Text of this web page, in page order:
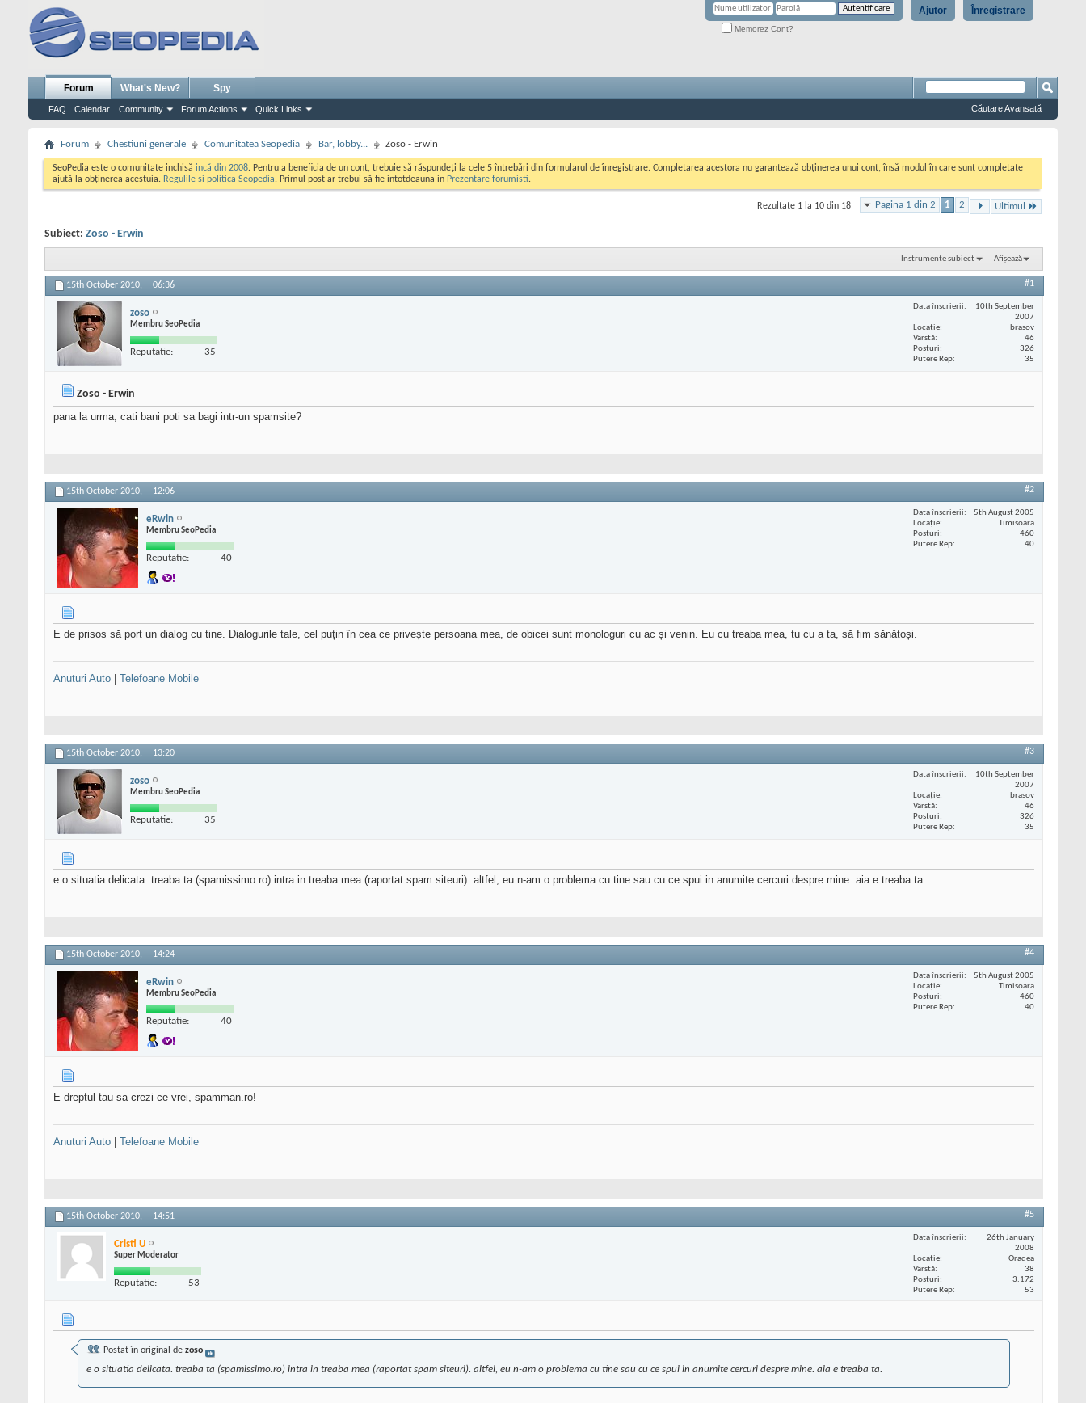
Înregistrare
Ajutor
Memorez Cont?
Forum
FAQ Calendar Community Forum Actions Quick Links
What's New? Spy
Căutare Avansată
Forum Chestiuni generale Comunitatea Seopedia Bar, lobby... Zoso - Erwin
SeoPedia este o comunitate inchisă incă din 2008. Pentru a beneficia de un cont, trebuie să răspundeți la cele 5 întrebări din formularul de înregistrare. Completarea acestora nu garantează obținerea unui cont, însă modul în care sunt completate
ajută la obținerea acestuia. Regulile si politica Seopedia. Primul post ar trebui să fie intotdeauna in Prezentare forumisti.
Pagina 1 din 2 1 2 Ultimul
Rezultate 1 la 10 din 18
Subiect: Zoso - Erwin
Instrumente subiect Afișează
15th October 2010, 06:36 #1
zoso
Membru SeoPedia
Reputatie: 35
Data înscrierii
10th September
2007
Locaţie
brasov
Vârstă
46
Posturi
326
Putere Rep
35
Zoso - Erwin
pana la urma, cati bani poti sa bagi intr-un spamsite?
15th October 2010, 12:06 #2
eRwin
Membru SeoPedia
Reputatie: 40
Data înscrierii
5th August 2005
Locaţie
Timisoara
Posturi
460
Putere Rep
40
E de prisos să port un dialog cu tine. Dialogurile tale, cel puțin în cea ce privește persoana mea, de obicei sunt monologuri cu ac și venin. Eu cu treaba mea, tu cu a ta, să fim sănătoși.
Anuturi Auto Telefoane Mobile
15th October 2010, 13:20 #3
zoso
Membru SeoPedia
Reputatie: 35
Data înscrierii
10th September
2007
Locaţie
brasov
Vârstă
46
Posturi
326
Putere Rep
35
e o situatia delicata. treaba ta (spamissimo.ro) intra in treaba mea (raportat spam siteuri). altfel, eu n-am o problema cu tine sau cu ce spui in anumite cercuri despre mine. aia e treaba ta.
15th October 2010, 14:24 #4
eRwin
Membru SeoPedia
Reputatie: 40
Data înscrierii
5th August 2005
Locaţie
Timisoara
Posturi
460
Putere Rep
40
E dreptul tau sa crezi ce vrei, spamman.ro!
Anuturi Auto Telefoane Mobile
15th October 2010, 14:51 #5
Cristi U
Super Moderator
Reputatie: 53
Data înscrierii
26th January
2008
Locaţie
Oradea
Vârstă
38
Posturi
3.172
Putere Rep
53
Postat în original de zoso
e o situatia delicata. treaba ta (spamissimo.ro) intra in treaba mea (raportat spam siteuri). altfel, eu n-am o problema cu tine sau cu ce spui in anumite cercuri despre mine. aia e treaba ta.